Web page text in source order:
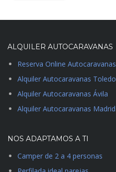
ALQUILER AUTOCARAVANAS
Reserva Online Autocaravanas
Alquiler Autocaravanas Toledo
Alquiler Autocaravanas Ávila
Alquiler Autocaravanas Madrid
NOS ADAPTAMOS A TI
Camper de 2 a 4 personas